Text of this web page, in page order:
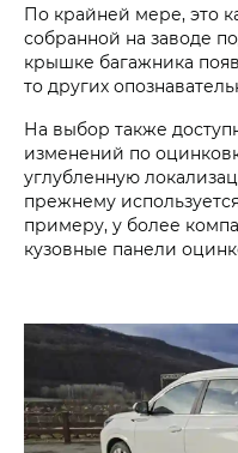
По крайней мере, это
собранной на заводе
крышке багажника
то других
На выбор также
изменений по
углубленную
прежнему
примеру, у более
кузовные панели